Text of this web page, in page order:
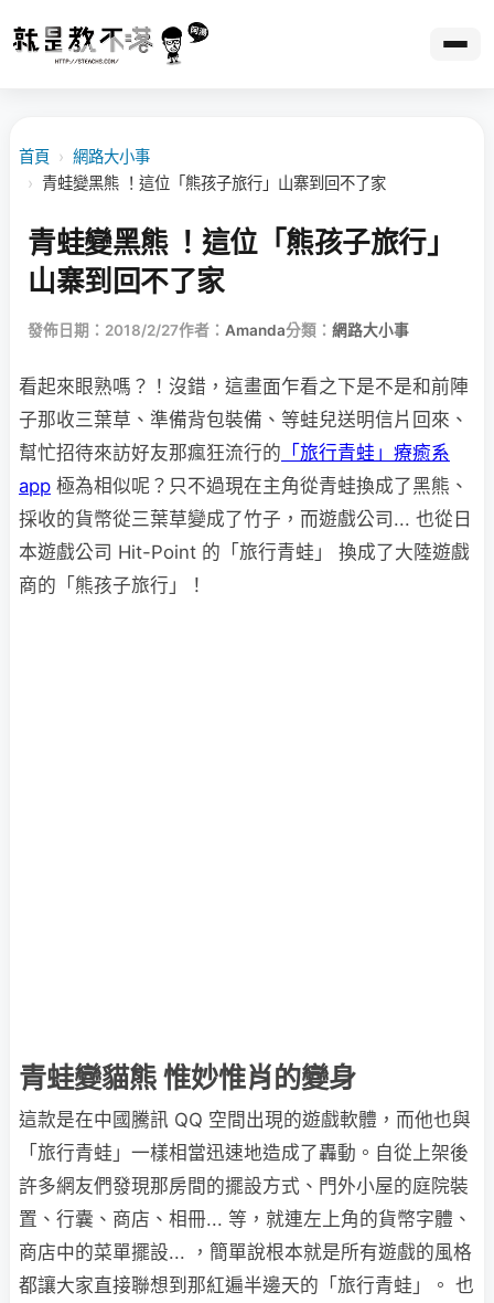
首頁 › 網路大小事
› 青蛙變黑熊 ！這位「熊孩子旅行」山寨到回不了家
青蛙變黑熊 ！這位「熊孩子旅行」
山寨到回不了家
發佈日期：2018/2/27作者： Amanda分類： 網路大小事
看起來眼熟嗎？！沒錯，這畫面乍看之下是不是和前陣
子那收三葉草、準備背包裝備、等蛙兒送明信片回來、
幫忙招待來訪好友那瘋狂流行的 「旅行青蛙」療癒系
app 極為相似呢？只不過現在主角從青蛙換成了黑熊、
採收的貨幣從三葉草變成了竹子，而遊戲公司... 也從日
本遊戲公司 Hit-Point 的「旅行青蛙」 換成了大陸遊戲
商的「熊孩子旅行」！
青蛙變貓熊 惟妙惟肖的變身
這款是在中國騰訊 QQ 空間出現的遊戲軟體，而他也與
「旅行青蛙」一樣相當迅速地造成了轟動。自從上架後
許多網友們發現那房間的擺設方式、門外小屋的庭院裝
置、行囊、商店、相冊... 等，就連左上角的貨幣字體、
商店中的菜單擺設... ，簡單說根本就是所有遊戲的風格
都讓大家直接聯想到那紅遍半邊天的「旅行青蛙」。 也